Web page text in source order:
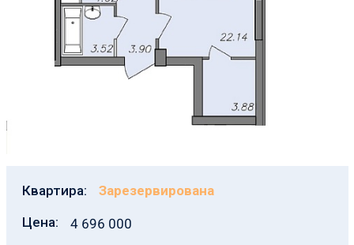
Квартира:
Зарезервирована
Цена:
4 696 000